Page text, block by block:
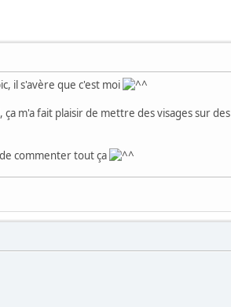
il s'avère que c'est moi
m'a fait plaisir de mettre des visages sur
commenter tout ça